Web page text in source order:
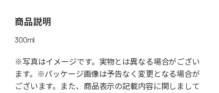
商品説明
300ml
※写真はイメージです。実物とは異なる場合がござい
ます。※パッケージ画像は予告なく変更となる場合が
ございます。また、商品表示の記載内容に関しまして